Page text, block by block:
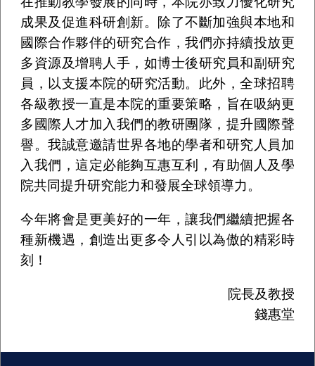
成果及促進科研創新。除了不斷加強與本地和
國際合作夥伴的研究合作，我們亦持續投放更
多資源及增聘人手，如博士後研究員和副研究
員，以支援本院的研究活動。此外，全球招聘
各級教授一直是本院的重要策略，旨在吸納更
多國際人才加入我們的教研團隊，提升國際聲
譽。我誠意邀請世界各地的學者和研究人員加
入我們，這定必能夠互惠互利，有助個人及學
院共同提升研究能力和發展全球領導力。
今年將會是更美好的一年，讓我們繼續把握各
種新機遇，創造出更多令人引以為傲的精彩時
刻！
院長及教授
錢惠堂